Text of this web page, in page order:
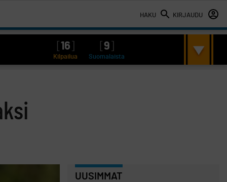
HAKU KIRJAUDU
16 9
Kilpailua Suomalaista
UUSIMMAT